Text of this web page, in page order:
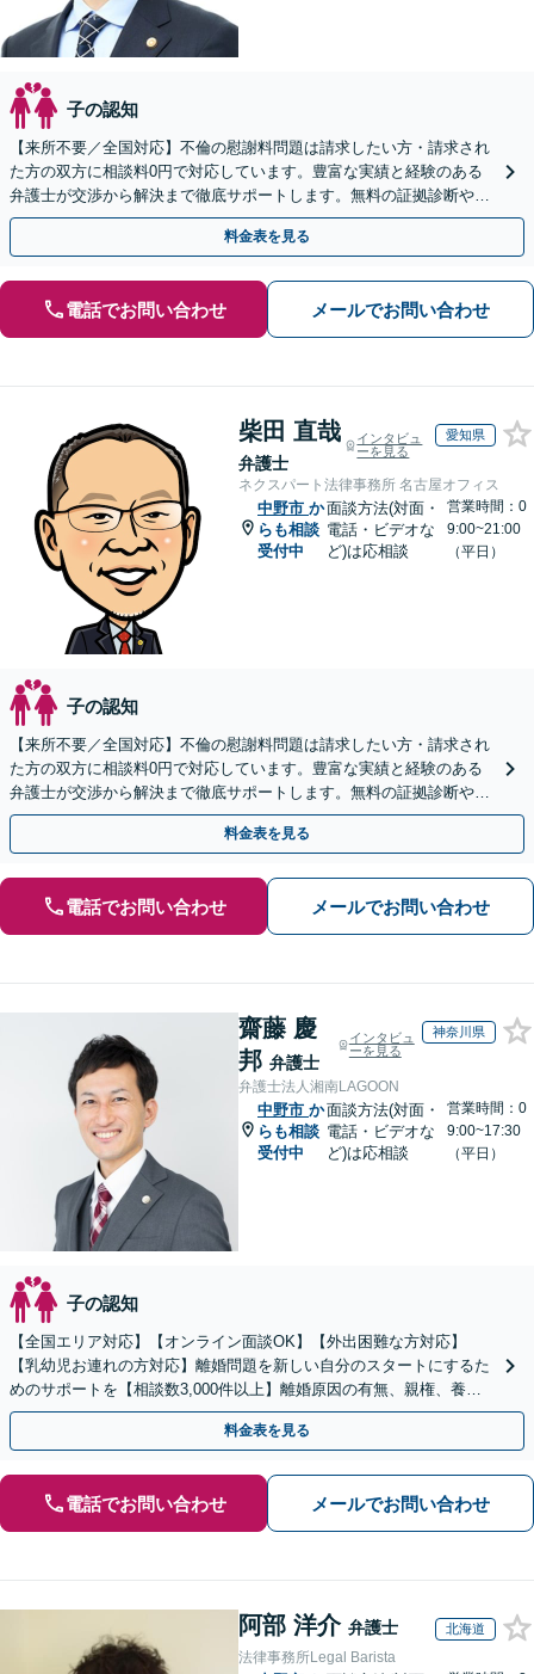
子の認知
【来所不要／全国対応】不倫の慰謝料問題は請求したい方・請求され
た方の双方に相談料0円で対応しています。豊富な実績と経験のある
弁護士が交渉から解決まで徹底サポートします。無料の証拠診断や着
手金の返還保証もありますので安心してご相談ください。
料金表を見る
電話でお問い合わせ メールでお問い合わせ
柴田 直哉
弁護士
インタビュ
ーを見る
愛知県
ネクスパート法律事務所 名古屋オフィス
中野市 か
らも相談
受付中
面談方法(対面・
電話・ビデオな
ど)は応相談
営業時間：0
9:00~21:00
（平日）
子の認知
【来所不要／全国対応】不倫の慰謝料問題は請求したい方・請求され
た方の双方に相談料0円で対応しています。豊富な実績と経験のある
弁護士が交渉から解決まで徹底サポートします。無料の証拠診断や着
手金の返還保証もありますので安心してご相談ください。
料金表を見る
電話でお問い合わせ メールでお問い合わせ
齋藤 慶
邦 弁護士
インタビュ
ーを見る
神奈川県
弁護士法人湘南LAGOON
中野市 か
らも相談
受付中
面談方法(対面・
電話・ビデオな
ど)は応相談
営業時間：0
9:00~17:30
（平日）
子の認知
【全国エリア対応】【オンライン面談OK】【外出困難な方対応】
【乳幼児お連れの方対応】離婚問題を新しい自分のスタートにするた
めのサポートを【相談数3,000件以上】離婚原因の有無、親権、養育
費、財産分与、慰謝料請求【夜間・休日相談可】
料金表を見る
電話でお問い合わせ メールでお問い合わせ
阿部 洋介 弁護士 北海道
法律事務所Legal Barista